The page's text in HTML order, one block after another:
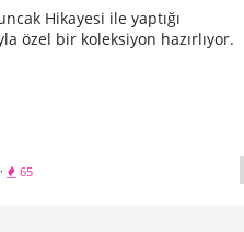
Hikayesi ile yaptığı
özel bir koleksiyon hazırlıyor.
· 65